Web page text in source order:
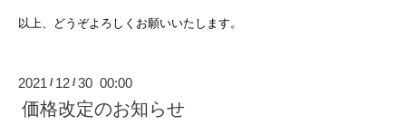
以上、どうぞよろしくお願いいたします。
2021 / 12 /30 00:00
価格改定のお知らせ